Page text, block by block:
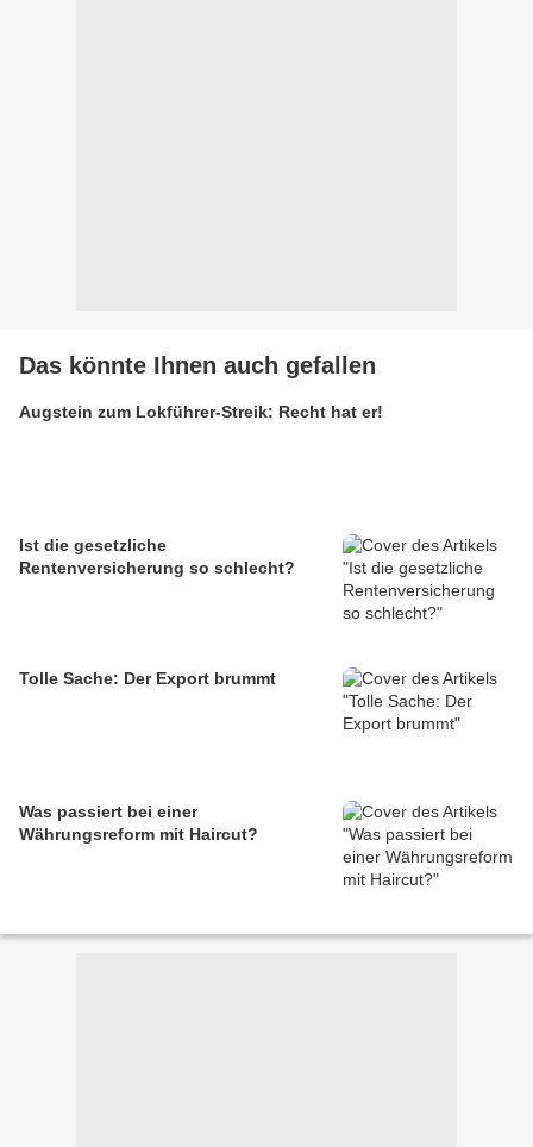
Das könnte Ihnen auch gefallen
Augstein zum Lokführer-Streik: Recht hat er!
Ist die gesetzliche
Rentenversicherung so schlecht?
Tolle Sache: Der Export brummt
Was passiert bei einer
Währungsreform mit Haircut?